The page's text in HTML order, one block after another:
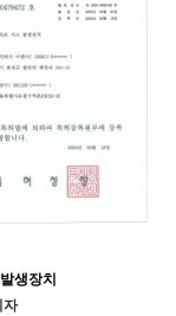
생장치
자